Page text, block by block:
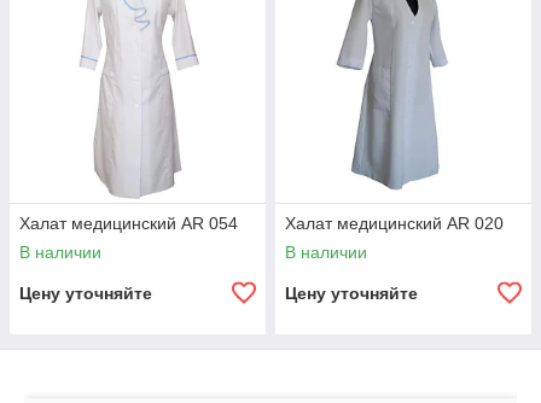
Всем известно, что
халаты женские
медицинские стали
неотъемлемым
атрибутом медицинских
сотрудников в
различных учреждениях.
Работа в поликлиниках,
лабораториях требует
применения
спецодежды. Особые
требования к такой
современную униформу,
Халат медицинский AR 054
В наличии
Цену уточняйте
Халат медицинский AR 020
В наличии
Цену уточняйте